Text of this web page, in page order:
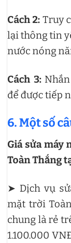
Cách 2: Truy
lại thông tin
nước nóng
Cách 3:
để được tiếp
6. Một số
Giá sửa máy
Toàn Thắng
➤ Dịch vụ
mặt trời
chung là rẻ
1.100.000